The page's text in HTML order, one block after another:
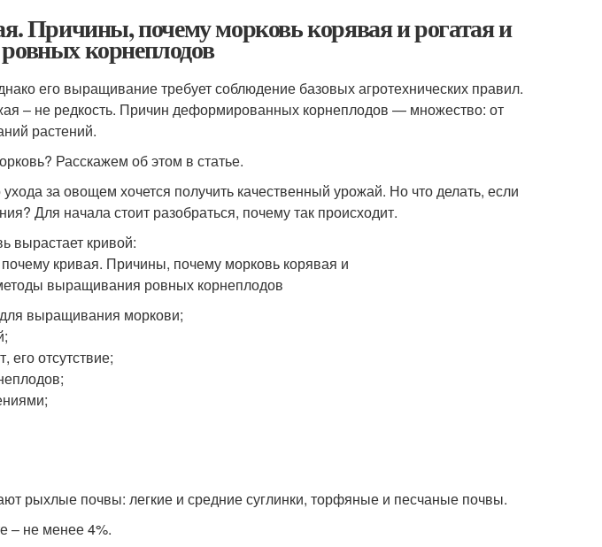
Причины, почему морковь корявая и рогатая и
корнеплодов
его выращивание требует соблюдение базовых агротехнических правил.
– не редкость. Причин деформированных корнеплодов — множество: от
растений.
Расскажем об этом в статье.
за овощем хочется получить качественный урожай. Но что делать, если
Для начала стоит разобраться, почему так происходит.
вырастает кривой:
выращивания моркови;
его отсутствие;
рыхлые почвы: легкие и средние суглинки, торфяные и песчаные почвы.
– не менее 4%.